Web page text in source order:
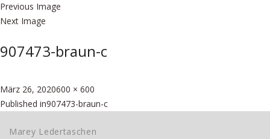
Previous Image
Next Image
907473-braun-c
Posted
on
März 26, 2020Full
size
600 × 600
Beitragsnavigation
Published in907473-braun-c
Marey Ledertaschen